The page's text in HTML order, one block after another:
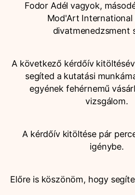
Fodor Adél vagyok,
Mod'Art International
divatmenedzsment
A következő kérdőív
segíted a kutatási
egyének fehérnemű
vizsgálom.
A kérdőív kitöltése pár
igénybe.
Előre is köszönöm, hogy